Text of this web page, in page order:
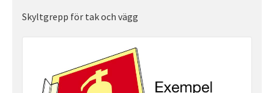
Skyltgrepp för tak och vägg